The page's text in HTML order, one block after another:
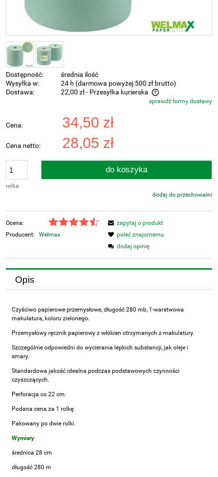
Dostępność:
średnia ilość
Wysyłka w:
24 h (darmowa powyżej 500 zł brutto)
Dostawa:
22,00 zł- Przesyłka kurierska
Cena nie zawiera ewentualnych kosztów płatnościsprawdź formy dostawy
Cena: 34,50 zł
Cena netto: 28,05 zł
rolka
do koszyka
dodaj do przechowalni
Ocena:
Producent:
Welmax
zapytaj o produkt
poleć znajomemu
dodaj opinię
Opis
Czyściwo papierowe przemysłowe, długość 280 mb, 1-warstwowa
makulatura, koloru zielonego.
Przemysłowy ręcznik papierowy z włókien otrzymanych z makulatury.
Szczególnie odpowiedni do wycierania lepkich substancji, jak oleje i
smary.
Standardowa jakość idealna podczas podstawowych czynności
czyszczących.
Perforacja co 22 cm.
Podana cena za 1 rolkę.
Pakowany po dwie rolki.
Wymiary
średnica 28 cm
długość 280 m